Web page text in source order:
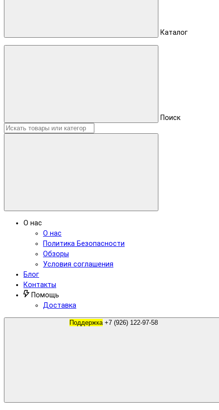
Каталог
Поиск
О нас
О нас
Политика Безопасности
Обзоры
Условия соглашения
Блог
Контакты
Помощь
Доставка
Поддержка +7 (926) 122-97-58